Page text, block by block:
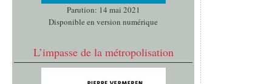
Parution: 14 mai 2021
Disponible en version numérique
L’impasse de la métropolisation